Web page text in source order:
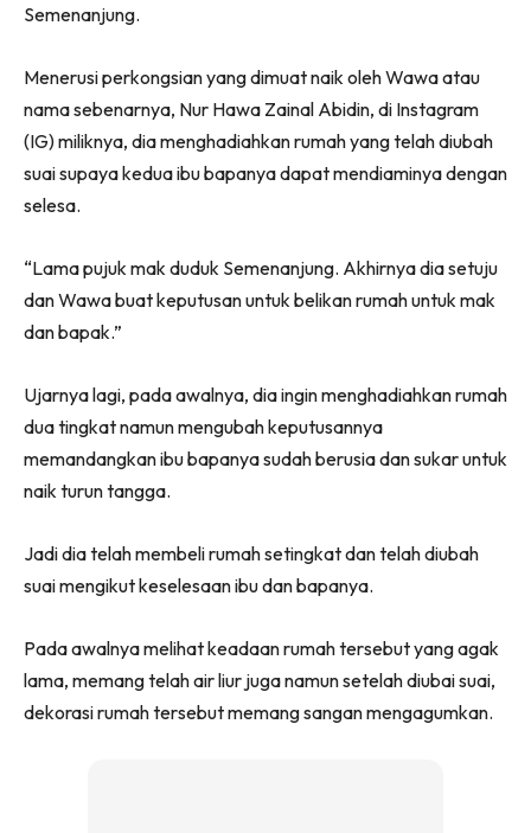
Semenanjung.
Menerusi perkongsian yang dimuat naik oleh Wawa atau
nama sebenarnya, Nur Hawa Zainal Abidin, di Instagram
(IG) miliknya, dia menghadiahkan rumah yang telah diubah
suai supaya kedua ibu bapanya dapat mendiaminya dengan
selesa.
“Lama pujuk mak duduk Semenanjung. Akhirnya dia setuju
dan Wawa buat keputusan untuk belikan rumah untuk mak
dan bapak.”
Ujarnya lagi, pada awalnya, dia ingin menghadiahkan rumah
dua tingkat namun mengubah keputusannya
memandangkan ibu bapanya sudah berusia dan sukar untuk
naik turun tangga.
Jadi dia telah membeli rumah setingkat dan telah diubah
suai mengikut keselesaan ibu dan bapanya.
Pada awalnya melihat keadaan rumah tersebut yang agak
lama, memang telah air liur juga namun setelah diubai suai,
dekorasi rumah tersebut memang sangan mengagumkan.